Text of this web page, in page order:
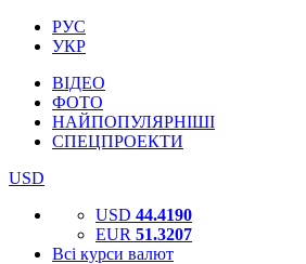
РУС
УКР
ВІДЕО
ФОТО
НАЙПОПУЛЯРНІШІ
СПЕЦПРОЕКТИ
USD
USD 44.4190
EUR 51.3207
Всі курси валют